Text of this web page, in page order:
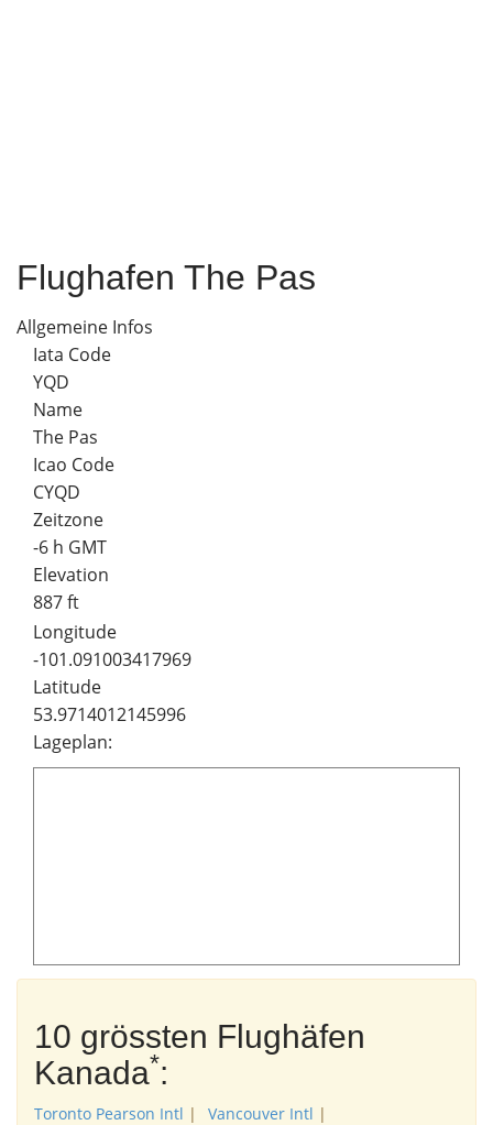
Flughafen The Pas
Allgemeine Infos
Iata Code
YQD
Name
The Pas
Icao Code
CYQD
Zeitzone
-6 h GMT
Elevation
887 ft
Longitude
-101.091003417969
Latitude
53.9714012145996
Lageplan:
10 grössten Flughäfen
Kanada*:
Toronto Pearson Intl | Vancouver Intl |